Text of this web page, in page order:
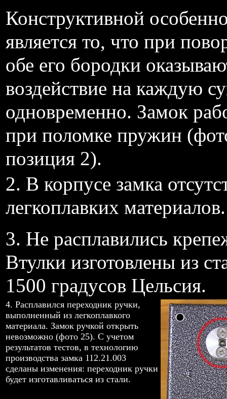
Конструктивной
является то, что при
обе его бородки
воздействие на каждую
одновременно. Замок
при поломке пружин
позиция 2).
2. В корпусе замка
легкоплавких материалов.
3. Не расплавились
Втулки изготовлены из
1500 градусов Цельсия.
4. Расплавился переходник ручки,
выполненный из легкоплавкого
материала. Замок ручкой открыть
невозможно (фото 25). С учетом
результатов тестов, в технологию
производства замка 112.21.003
сделаны изменения: переходник ручки
будет изготавливаться из стали.